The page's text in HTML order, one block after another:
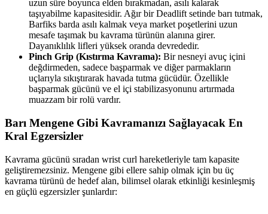
uzun süre boyunca elden bırakmadan, asılı kalarak
taşıyabilme kapasitesidir. Ağır bir Deadlift setinde barı tutmak,
Barfiks barda asılı kalmak veya market poşetlerini uzun
mesafe taşımak bu kavrama türünün alanına girer.
Dayanıklılık lifleri yüksek oranda devrededir.
Pinch Grip (Kıstırma Kavrama): Bir nesneyi avuç içini
değdirmeden, sadece başparmak ve diğer parmakların
uçlarıyla sıkıştırarak havada tutma gücüdür. Özellikle
başparmak gücünü ve el içi stabilizasyonunu artırmada
muazzam bir rolü vardır.
Barı Mengene Gibi Kavramanızı Sağlayacak En
Kral Egzersizler​
Kavrama gücünü sıradan wrist curl hareketleriyle tam kapasite
geliştiremezsiniz. Mengene gibi ellere sahip olmak için bu üç
kavrama türünü de hedef alan, bilimsel olarak etkinliği kesinleşmiş
en güçlü egzersizler şunlardır: